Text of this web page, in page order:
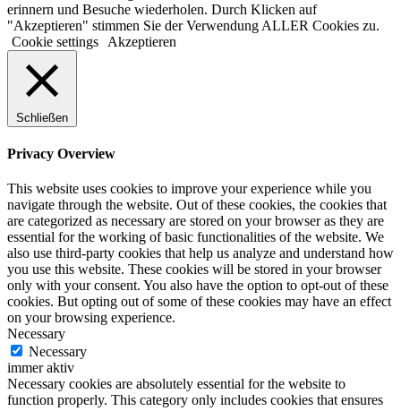
erinnern und Besuche wiederholen. Durch Klicken auf
"Akzeptieren" stimmen Sie der Verwendung ALLER Cookies zu.
Cookie settings
Akzeptieren
Schließen
Privacy Overview
This website uses cookies to improve your experience while you
navigate through the website. Out of these cookies, the cookies that
are categorized as necessary are stored on your browser as they are
essential for the working of basic functionalities of the website. We
also use third-party cookies that help us analyze and understand how
you use this website. These cookies will be stored in your browser
only with your consent. You also have the option to opt-out of these
cookies. But opting out of some of these cookies may have an effect
on your browsing experience.
Necessary
Necessary
immer aktiv
Necessary cookies are absolutely essential for the website to
function properly. This category only includes cookies that ensures